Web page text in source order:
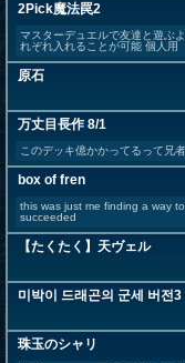
2Pick魔法罠2
マスターデュエルで友達と遊ぶ
れぞれ入れることが可能 個人用
原石
万丈目長作 8/1
このデッキ億かかってるって兄
box of fren
this was just me finding a way
succeeded
【たくたく】天ヴェル
미박이 드래곤의 군세 버전3
珠玉のシャリ